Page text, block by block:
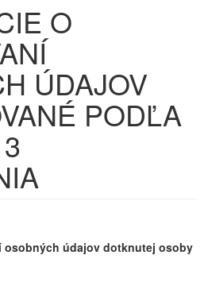
O
ÚDAJOV
PODĽA
osobných údajov dotknutej osoby